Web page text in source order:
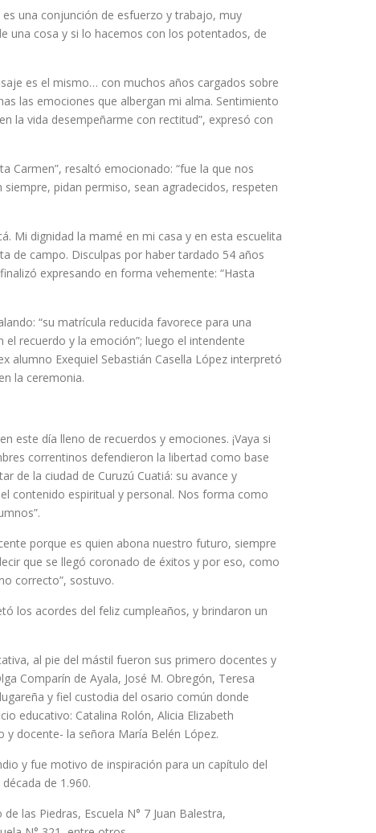
una conjunción de esfuerzo y trabajo, muy
una cosa y si lo hacemos con los potentados, de
es el mismo… con muchos años cargados sobre
las emociones que albergan mi alma. Sentimiento
la vida desempeñarme con rectitud”, expresó con
Carmen”, resaltó emocionado: “fue la que nos
pidan permiso, sean agradecidos, respeten
Mi dignidad la mamé en mi casa y en esta escuelita
de campo. Disculpas por haber tardado 54 años
expresando en forma vehemente: “Hasta
“su matrícula reducida favorece para una
recuerdo y la emoción”; luego el intendente
alumno Exequiel Sebastián Casella López interpretó
la ceremonia.
este día lleno de recuerdos y emociones. ¡Vaya si
correntinos defendieron la libertad como base
de la ciudad de Curuzú Cuatiá: su avance y
contenido espiritual y personal. Nos forma como
porque es quien abona nuestro futuro, siempre
que se llegó coronado de éxitos y por eso, como
correcto”, sostuvo.
los acordes del feliz cumpleaños, y brindaron un
al pie del mástil fueron sus primero docentes y
Comparín de Ayala, José M. Obregón, Teresa
y fiel custodia del osario común donde
educativo: Catalina Rolón, Alicia Elizabeth
docente- la señora María Belén López.
y fue motivo de inspiración para un capítulo del
de 1.960.
las Piedras, Escuela N° 7 Juan Balestra,